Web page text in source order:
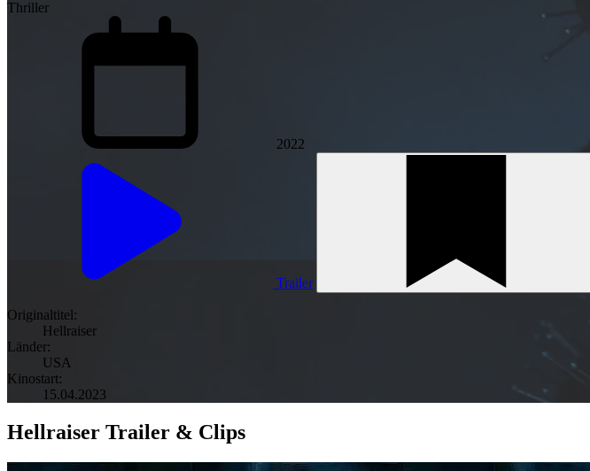
Thriller
2022
Trailer
Originaltitel:
Hellraiser
Länder:
USA
Kinostart:
15.04.2023
Hellraiser Trailer & Clips